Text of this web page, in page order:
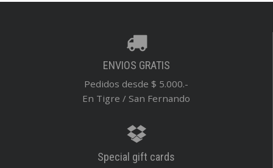
ENVIOS GRATIS
Pedidos desde $ 5.000.-
En Tigre / San Fernando
Special gift cards